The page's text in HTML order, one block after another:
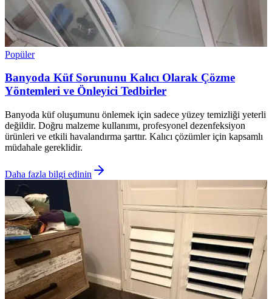
Popüler
Banyoda Küf Sorununu Kalıcı Olarak Çözme
Yöntemleri ve Önleyici Tedbirler
Banyoda küf oluşumunu önlemek için sadece yüzey temizliği yeterli
değildir. Doğru malzeme kullanımı, profesyonel dezenfeksiyon
ürünleri ve etkili havalandırma şarttır. Kalıcı çözümler için kapsamlı
müdahale gereklidir.
Daha fazla bilgi edinin